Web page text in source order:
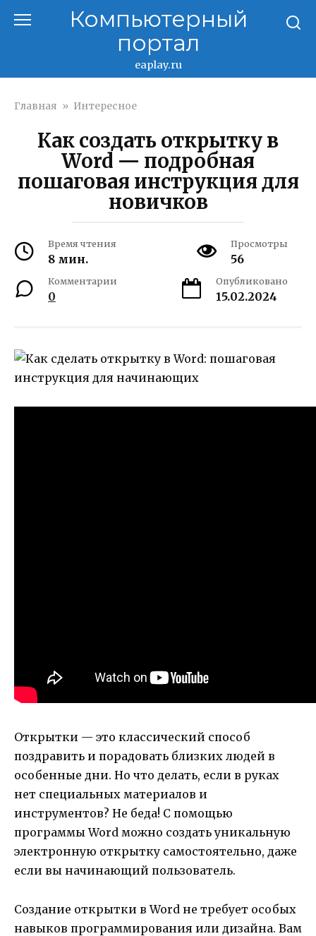
Компьютерный
портал
eaplay.ru
Главная » Интересное
Как создать открытку в
Word — подробная
пошаговая инструкция для
новичков
Время чтения
8 мин.
Просмотры
56
Комментарии
0
Опубликовано
15.02.2024
Открытки — это классический способ
поздравить и порадовать близких людей в
особенные дни. Но что делать, если в руках
нет специальных материалов и
инструментов? Не беда! С помощью
программы Word можно создать уникальную
электронную открытку самостоятельно, даже
если вы начинающий пользователь.
Создание открытки в Word не требует особых
навыков программирования или дизайна. Вам